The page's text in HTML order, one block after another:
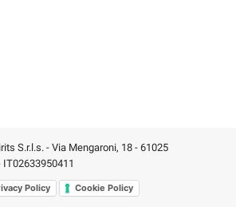
S.r.l.s. - Via Mengaroni, 18 - 61025
IT02633950411
Policy Cookie Policy